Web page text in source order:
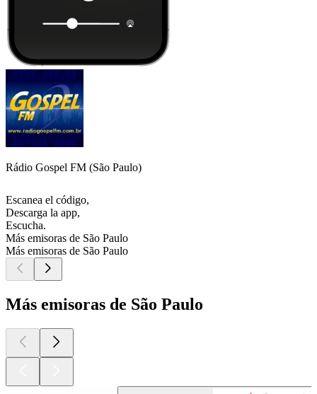
Rádio Gospel FM (São Paulo)
Escanea el código,
Descarga la app,
Escucha.
Más emisoras de São Paulo
Más emisoras de São Paulo
Más emisoras de São Paulo